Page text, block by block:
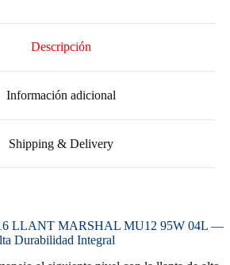
Descripción
Información adicional
Shipping & Delivery
16 LLANT MARSHAL MU12 95W 04L —
Durabilidad Integral